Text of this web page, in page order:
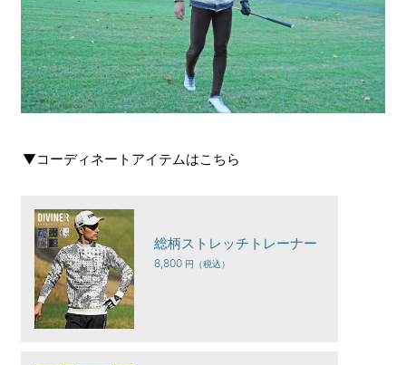
▼コーディネートアイテムはこちら
総柄ストレッチトレーナー
8,800